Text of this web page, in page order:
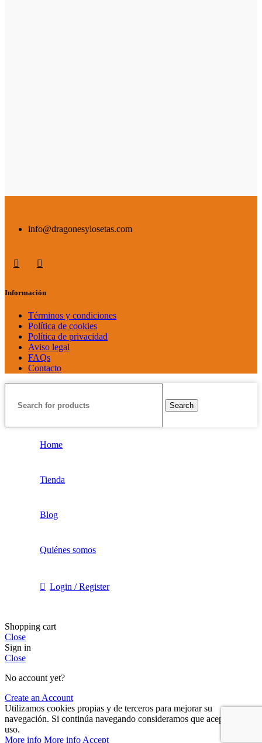
info@dragonesylosetas.com
Información
Términos y condiciones
Política de cookies
Política de privacidad
Aviso legal
FAQs
Contacto
Search
Home
Tienda
Blog
Quiénes somos
Login / Register
Shopping cart
Close
Sign in
Close
No account yet?
Create an Account
Utilizamos cookies propias y de terceros para mejorar su
navegación. Si continúa navegando consideramos que acepta su
uso.
More info More infoAccept